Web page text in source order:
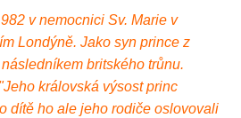
v nemocnici Sv. Marie v
Londýně. Jako syn prince z
britského trůnu.
královská výsost princ
dítě ho ale jeho rodiče oslovovali